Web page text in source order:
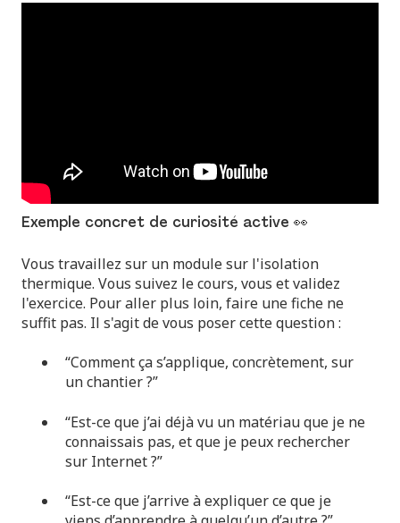
Exemple concret de curiosité active 👀
Vous travaillez sur un module sur l'isolation
thermique. Vous suivez le cours, vous et validez
l'exercice. Pour aller plus loin, faire une fiche ne
suffit pas. Il s'agit de vous poser cette question :
“Comment ça s’applique, concrètement, sur
un chantier ?”
“Est-ce que j’ai déjà vu un matériau que je ne
connaissais pas, et que je peux rechercher
sur Internet ?”
“Est-ce que j’arrive à expliquer ce que je